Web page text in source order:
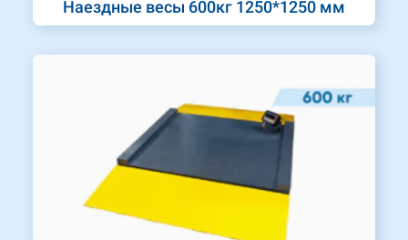
Наездные весы 600кг 1250*1250 мм